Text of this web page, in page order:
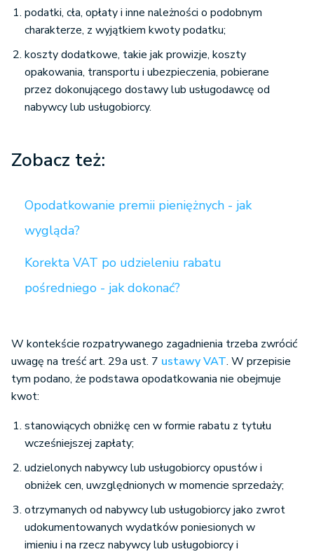
podatki, cła, opłaty i inne należności o podobnym
charakterze, z wyjątkiem kwoty podatku;
koszty dodatkowe, takie jak prowizje, koszty
opakowania, transportu i ubezpieczenia, pobierane
przez dokonującego dostawy lub usługodawcę od
nabywcy lub usługobiorcy.
Zobacz też:
Opodatkowanie premii pieniężnych - jak
wygląda?
Korekta VAT po udzieleniu rabatu
pośredniego - jak dokonać?
W kontekście rozpatrywanego zagadnienia trzeba zwrócić
uwagę na treść art. 29a ust. 7 ustawy VAT. W przepisie
tym podano, że podstawa opodatkowania nie obejmuje
kwot:
stanowiących obniżkę cen w formie rabatu z tytułu
wcześniejszej zapłaty;
udzielonych nabywcy lub usługobiorcy opustów i
obniżek cen, uwzględnionych w momencie sprzedaży;
otrzymanych od nabywcy lub usługobiorcy jako zwrot
udokumentowanych wydatków poniesionych w
imieniu i na rzecz nabywcy lub usługobiorcy i